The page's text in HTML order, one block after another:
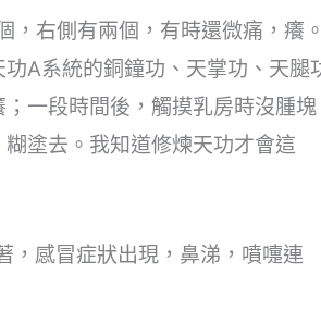
右側有兩個，有時還微痛，癢。
A系統的銅鐘功、天掌功、天腿
一段時間後，觸摸乳房時沒腫塊
塗去。我知道修煉天功才會這
，感冒症狀出現，鼻涕，噴嚏連